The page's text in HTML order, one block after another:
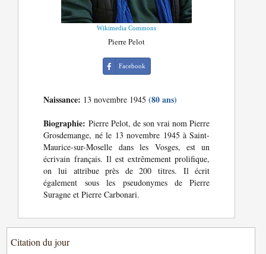
Wikimedia Commons
Pierre Pelot
Facebook
Naissance: 13 novembre 1945(80 ans)
Biographie: Pierre Pelot, de son vrai nom Pierre
Grosdemange, né le 13 novembre 1945 à Saint-
Maurice-sur-Moselle dans les Vosges, est un
écrivain français. Il est extrêmement prolifique,
on lui attribue près de 200 titres. Il écrit
également sous les pseudonymes de Pierre
Suragne et Pierre Carbonari.
Citation du jour